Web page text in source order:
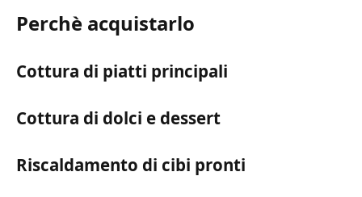
Perchè acquistarlo
Cottura di piatti principali
Cottura di dolci e dessert
Riscaldamento di cibi pronti